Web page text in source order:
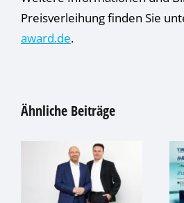
Preisverleihung finden Sie
award.de.
Ähnliche Beiträge